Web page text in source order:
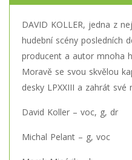
DAVID KOLLER, jedna z
hudební scény posledních
producent a autor mnoha
Moravě se svou skvělou
desky LPXXIII a zahrát své
David Koller – voc, g, dr
Michal Pelant – g, voc